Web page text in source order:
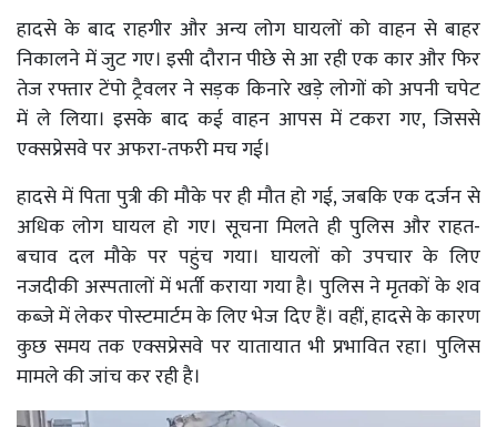
हादसे के बाद राहगीर और अन्य लोग घायलों को वाहन से बाहर
निकालने में जुट गए। इसी दौरान पीछे से आ रही एक कार और फिर
तेज रफ्तार टेंपो ट्रैवलर ने सड़क किनारे खड़े लोगों को अपनी चपेट
में ले लिया। इसके बाद कई वाहन आपस में टकरा गए, जिससे
एक्सप्रेसवे पर अफरा-तफरी मच गई।
हादसे में पिता पुत्री की मौके पर ही मौत हो गई, जबकि एक दर्जन से
अधिक लोग घायल हो गए। सूचना मिलते ही पुलिस और राहत-
बचाव दल मौके पर पहुंच गया। घायलों को उपचार के लिए
नजदीकी अस्पतालों में भर्ती कराया गया है। पुलिस ने मृतकों के शव
कब्जे में लेकर पोस्टमार्टम के लिए भेज दिए हैं। वहीं, हादसे के कारण
कुछ समय तक एक्सप्रेसवे पर यातायात भी प्रभावित रहा। पुलिस
मामले की जांच कर रही है।